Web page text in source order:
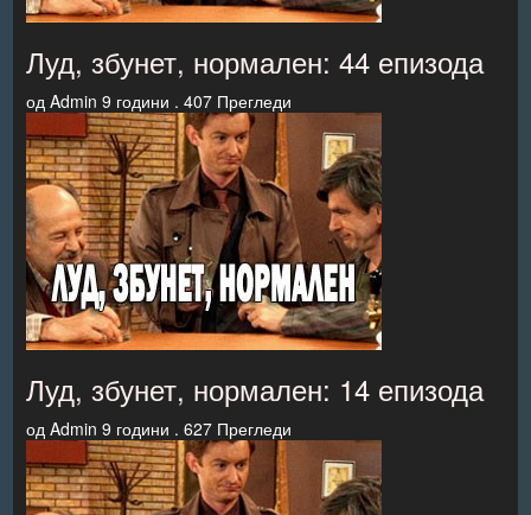
Луд, збунет, нормален: 44 епизода
од Admin 9 години . 407 Прегледи
Луд, збунет, нормален: 14 епизода
од Admin 9 години . 627 Прегледи